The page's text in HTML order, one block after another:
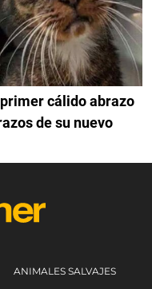
cálido abrazo
de su nuevo
ANIMALES SALVAJES